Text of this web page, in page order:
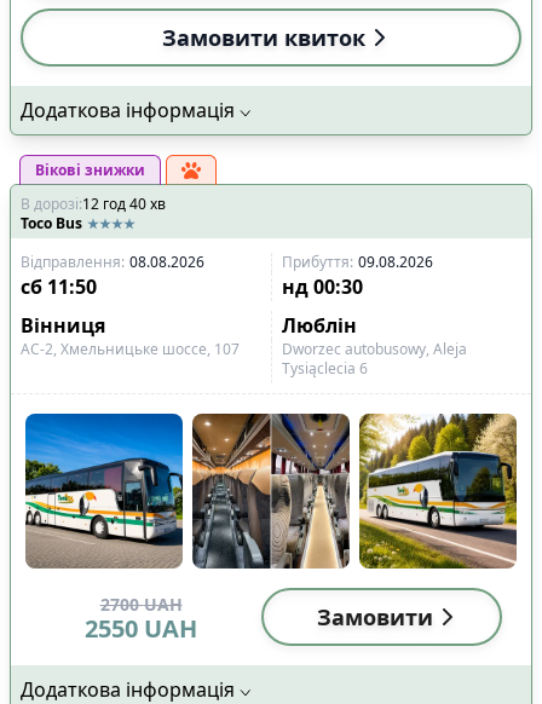
Замовити квиток
Додаткова інформація
Вікові знижки
В дорозі:12 год40хв
Toco Bus
Відправлення: 08.08.2026 Прибуття: 09.08.2026
сб 11:50 нд 00:30
Вінниця
Люблін
АС-2, Хмельницьке шоссе, 107
Dworzec autobusowy, Aleja
Tysiąclecia 6
2700 UAH
2550 UAH Замовити
Додаткова інформація